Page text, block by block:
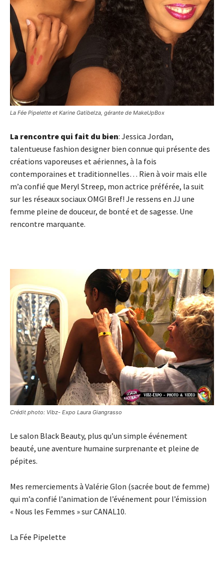
La Fée Pipelette et Karine Gatibelza, gérante de MakeUpBox
La rencontre qui fait du bien: Jessica Jordan,
talentueuse fashion designer bien connue qui présente des
créations vaporeuses et aériennes, à la fois
contemporaines et traditionnelles… Rien à voir mais elle
m’a confié que Meryl Streep, mon actrice préférée, la suit
sur les réseaux sociaux OMG! Bref! Je ressens en JJ une
femme pleine de douceur, de bonté et de sagesse. Une
rencontre marquante.
Crédit photo: Vibz- Expo Laura Giangrasso
Le salon Black Beauty, plus qu’un simple événement
beauté, une aventure humaine surprenante et pleine de
pépites.
Mes remerciements à Valérie Glon (sacrée bout de femme)
qui m’a confié l’animation de l’événement pour l’émission
« Nous les Femmes » sur CANAL10.
La Fée Pipelette